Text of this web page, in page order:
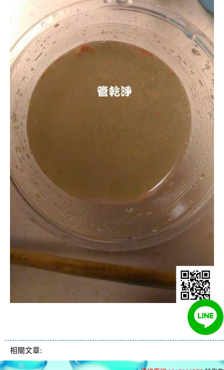
清洗水管, 水管清洗, 洗水管, 熱水管
相關文章: